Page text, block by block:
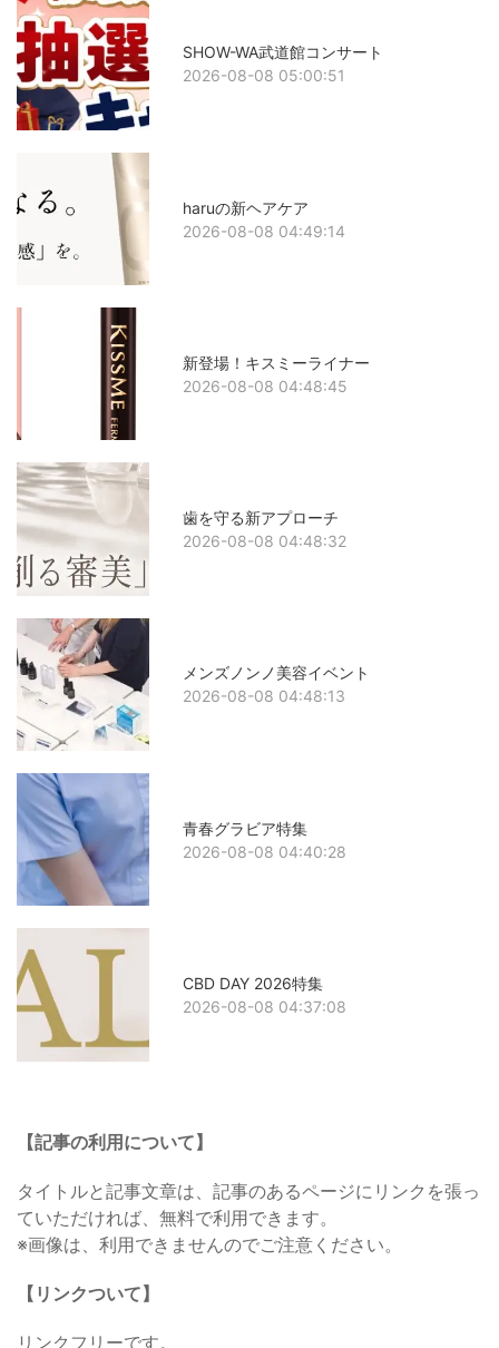
SHOW-WA武道館コンサート
2026-08-08 05:00:51
haruの新ヘアケア
2026-08-08 04:49:14
新登場！キスミーライナー
2026-08-08 04:48:45
歯を守る新アプローチ
2026-08-08 04:48:32
メンズノンノ美容イベント
2026-08-08 04:48:13
青春グラビア特集
2026-08-08 04:40:28
CBD DAY 2026特集
2026-08-08 04:37:08
【記事の利用について】
タイトルと記事文章は、記事のあるページにリンクを張っ
ていただければ、無料で利用できます。
※画像は、利用できませんのでご注意ください。
【リンクついて】
リンクフリーです。